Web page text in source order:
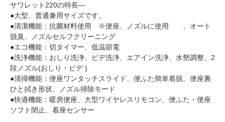
サワレット220の特長―
●大型、普通兼用サイズです。
●清潔機能：抗菌材料使用 ※便座、ノズルに使用 、オート
脱臭、ノズルセルフクリーニング
●エコ機能：切タイマー、低温節電
●洗浄機能：おしり洗浄、ビデ洗浄、エアイン洗浄、水勢調整、2
段ノズル(おしり・ビデ )
●清掃機能：便座ワンタッチスライド、便ふた簡単着脱、便座裏
ひと拭き形状、ノズル掃除モード
●快適機能：暖房便座、大型ワイヤレスリモコン、便ふた・便座
ソフト閉止、着座センサー